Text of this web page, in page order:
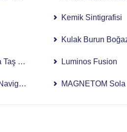
Kırma Tedavisi)
Sistemi
Kemik Sintigrafisi
Kulak Burun
Luminos Fusion
MAGNETOM Sola